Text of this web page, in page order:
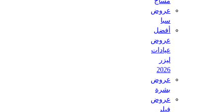
عروض
أفضل
عروض
عيادات
عروض
بشرة
عروض